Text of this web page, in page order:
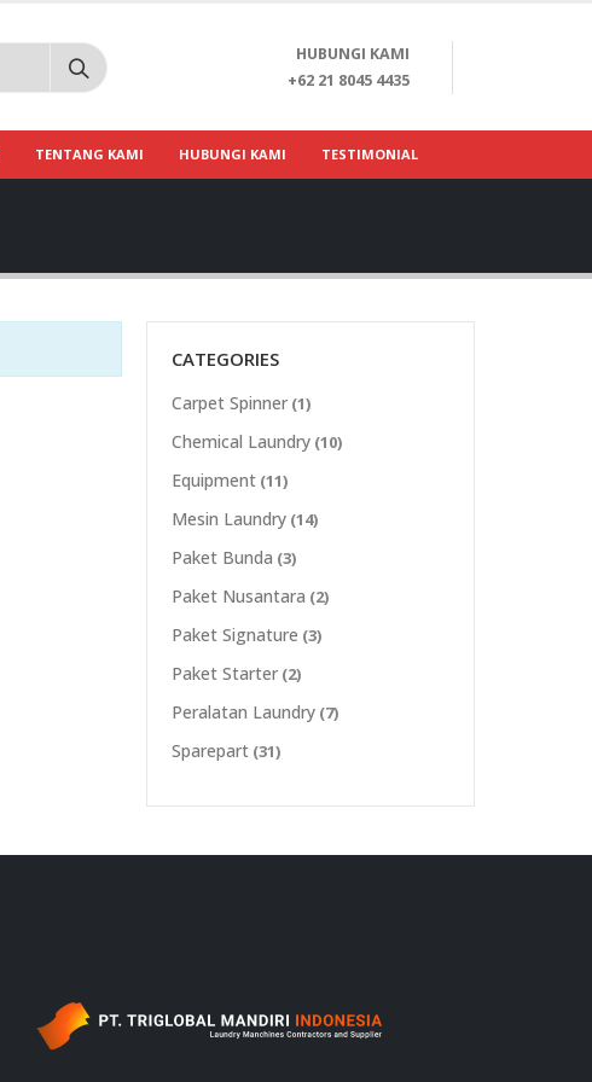
HUBUNGI KAMI
+62 21 8045 4435
TENTANG KAMI HUBUNGI KAMI TESTIMONIAL
CATEGORIES
Carpet Spinner (1)
Chemical Laundry (10)
Equipment (11)
Mesin Laundry (14)
Paket Bunda (3)
Paket Nusantara (2)
Paket Signature (3)
Paket Starter (2)
Peralatan Laundry (7)
Sparepart (31)